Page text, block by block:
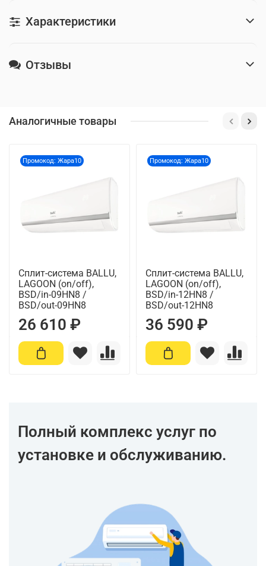
Характеристики
Отзывы
Аналогичные товары
Промокод: Жара10
Сплит-система BALLU,
LAGOON (on/off),
BSD/in-09HN8 /
BSD/out-09HN8
26 610 ₽
Промокод: Жара10
Сплит-система BALLU,
LAGOON (on/off),
BSD/in-12HN8 /
BSD/out-12HN8
36 590 ₽
Полный комплекс услуг по
установке и обслуживанию.